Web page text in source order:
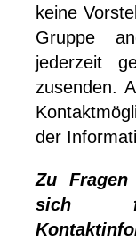
keine
Gruppe
jederzeit
zusenden.
der
Zu
sich